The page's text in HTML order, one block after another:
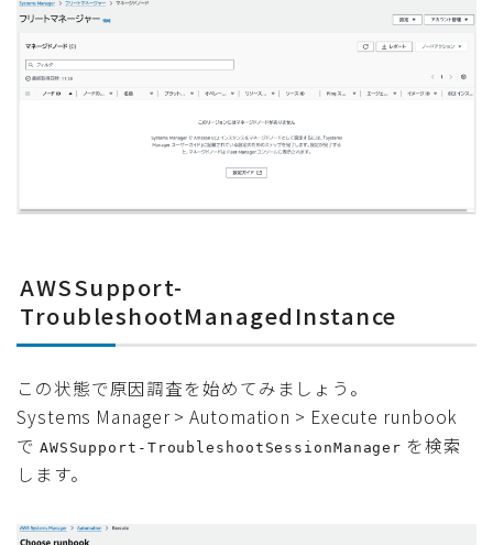
AWSSupport-
TroubleshootManagedInstance
この状態で原因調査を始めてみましょう。
Systems Manager > Automation > Execute runbook
で AWSSupport-TroubleshootSessionManager を検索
します。